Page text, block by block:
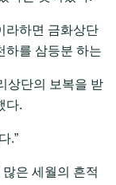
라하면 금화상단
하를 삼등분 하는
상단의 보복을 받
다.
.”
은 세월의 흔적